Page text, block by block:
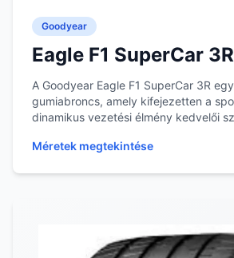
Goodyear
Eagle F1 SuperCar 3R
A Goodyear Eagle F1 SuperCar 3R
gumiabroncs, amely kifejezetten a
dinamikus vezetési élmény kedvelői
Méretek megtekintése